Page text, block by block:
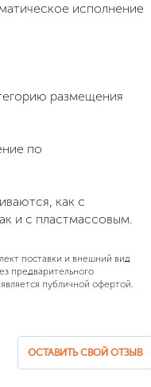
исполнение
размещения
по
как с
и с пластмассовым.
поставки и внешний вид
предварительного
публичной офертой.
ОСТАВИТЬ СВОЙ ОТЗЫВ